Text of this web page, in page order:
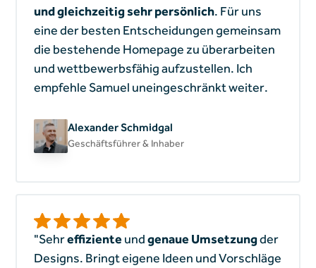
und gleichzeitig sehr persönlich. Für uns
eine der besten Entscheidungen gemeinsam
die bestehende Homepage zu überarbeiten
und wettbewerbsfähig aufzustellen. Ich
empfehle Samuel uneingeschränkt weiter.
Alexander Schmidgal
Geschäftsführer & Inhaber
"Sehreffiziente undgenaue Umsetzungder
Designs. Bringt eigene Ideen und Vorschläge